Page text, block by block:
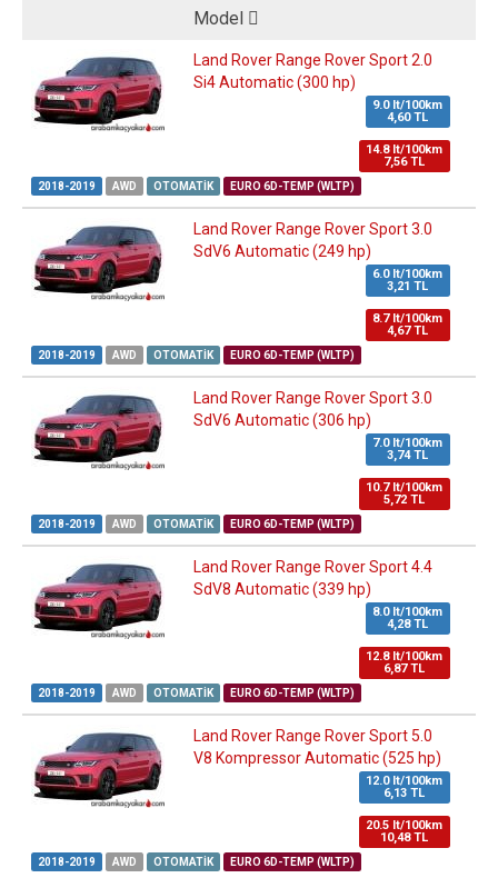
Model
Land Rover Range Rover Sport 2.0
Si4 Automatic (300 hp)
9.0 lt/100km
4,60 TL
14.8 lt/100km
7,56 TL
2018-2019 AWD OTOMATIK EURO 6D-TEMP (WLTP)
Land Rover Range Rover Sport 3.0
SdV6 Automatic (249 hp)
6.0 lt/100km
3,21 TL
8.7 lt/100km
4,67 TL
2018-2019 AWD OTOMATIK EURO 6D-TEMP (WLTP)
Land Rover Range Rover Sport 3.0
SdV6 Automatic (306 hp)
7.0 lt/100km
3,74 TL
10.7 lt/100km
5,72 TL
2018-2019 AWD OTOMATIK EURO 6D-TEMP (WLTP)
Land Rover Range Rover Sport 4.4
SdV8 Automatic (339 hp)
8.0 lt/100km
4,28 TL
12.8 lt/100km
6,87 TL
2018-2019 AWD OTOMATIK EURO 6D-TEMP (WLTP)
Land Rover Range Rover Sport 5.0
V8 Kompressor Automatic (525 hp)
12.0 lt/100km
6,13 TL
20.5 lt/100km
10,48 TL
2018-2019 AWD OTOMATIK EURO 6D-TEMP (WLTP)